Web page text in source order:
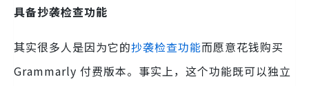
具备抄袭检查功能
其实很多人是因为它的抄袭检查功能而愿意花钱购买
Grammarly 付费版本。事实上，这个功能既可以独立